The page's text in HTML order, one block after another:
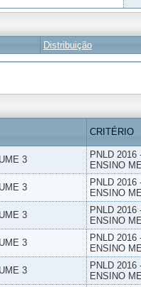
Distribuição
CRITÉRIO
3
PNLD 2016
ENSINO
3
PNLD 2016
ENSINO
3
PNLD 2016
ENSINO
3
PNLD 2016
ENSINO
3
PNLD 2016
ENSINO